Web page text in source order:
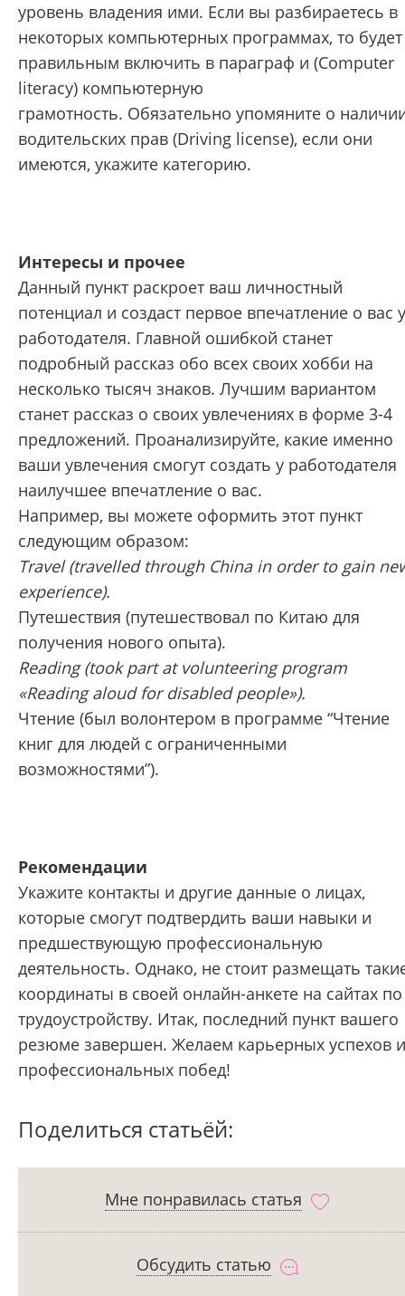
уровень владения ими. Если вы разбираетесь в
некоторых компьютерных программах, то будет
правильным включить в параграф и (Computer
literacy) компьютерную
грамотность. Обязательно упомяните о
водительских прав (Driving license), если они
имеются, укажите категорию.
Интересы и прочее
Данный пункт раскроет ваш личностный
потенциал и создаст первое впечатление о вас у
работодателя. Главной ошибкой станет
подробный рассказ обо всех своих хобби на
несколько тысяч знаков. Лучшим вариантом
станет рассказ о своих увлечениях в форме 3-4
предложений. Проанализируйте, какие именно
ваши увлечения смогут создать у работодателя
наилучшее впечатление о вас.
Например, вы можете оформить этот пункт
следующим образом:
Travel (travelled through China in order to gain
experience).
Путешествия (путешествовал по Китаю для
получения нового опыта).
Reading (took part at volunteering program
«Reading aloud for disabled people»).
Чтение (был волонтером в программе “Чтение
книг для людей с ограниченными
возможностями”).
Рекомендации
Укажите контакты и другие данные о лицах,
которые смогут подтвердить ваши навыки и
предшествующую профессиональную
деятельность. Однако, не стоит размещать
координаты в своей онлайн-анкете на сайтах по
трудоустройству. Итак, последний пункт вашего
резюме завершен. Желаем карьерных успехов и
профессиональных побед!
Поделиться статьёй:
Мне понравилась статья
Обсудить статью